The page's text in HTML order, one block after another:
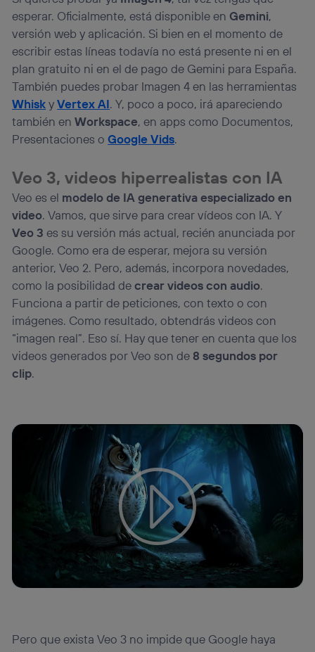
esperar. Oficialmente, está disponible en Gemini,
versión web y aplicación. Si bien en el momento de
escribir estas líneas todavía no está presente ni en el
plan gratuito ni en el de pago de Gemini para España.
También puedes probar Imagen 4 en las herramientas
WhiskyVertex AI. Y, poco a poco, irá apareciendo
también enWorkspace, en apps como Documentos,
Presentaciones oGoogle Vids.
Veo 3, videos hiperrealistas con IA
Veo es el modelo de IA generativa especializado en
video. Vamos, que sirve para crear vídeos con IA. Y
Veo 3 es su versión más actual, recién anunciada por
Google. Como era de esperar, mejora su versión
anterior, Veo 2. Pero, además, incorpora novedades,
como la posibilidad decrear videos con audio.
Funciona a partir de peticiones, con texto o con
imágenes. Como resultado, obtendrás videos con
“imagen real”. Eso sí. Hay que tener en cuenta que los
videos generados por Veo son de 8 segundos por
clip.
Tu configuración de cookies no permite la visualización de
este contenido
Configurar cookies
Pero que exista Veo 3 no impide que Google haya